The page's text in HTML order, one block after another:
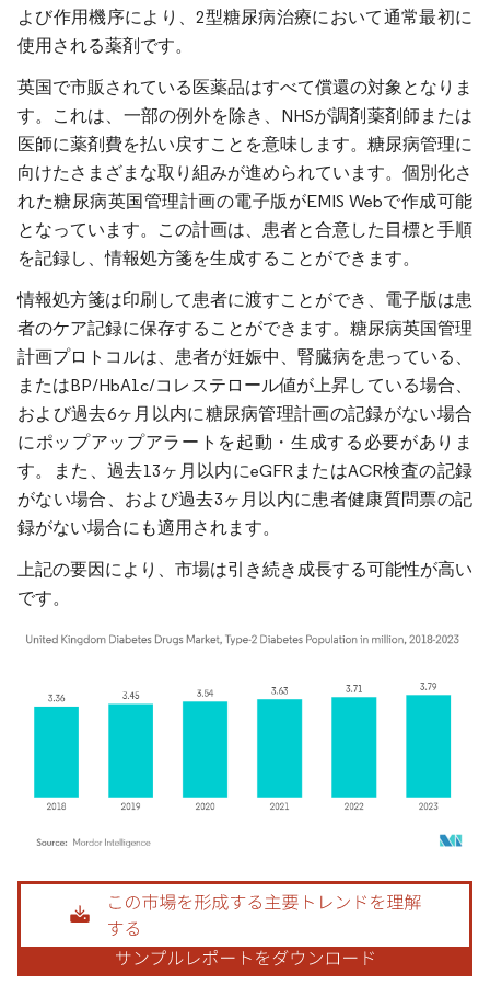
よび作用機序により、2型糖尿病治療において通常最初に
使用される薬剤です。
英国で市販されている医薬品はすべて償還の対象となりま
す。これは、一部の例外を除き、NHSが調剤薬剤師または
医師に薬剤費を払い戻すことを意味します。糖尿病管理に
向けたさまざまな取り組みが進められています。個別化さ
れた糖尿病英国管理計画の電子版がEMIS Webで作成可能
となっています。この計画は、患者と合意した目標と手順
を記録し、情報処方箋を生成することができます。
情報処方箋は印刷して患者に渡すことができ、電子版は患
者のケア記録に保存することができます。糖尿病英国管理
計画プロトコルは、患者が妊娠中、腎臓病を患っている、
またはBP/HbA1c/コレステロール値が上昇している場合、
および過去6ヶ月以内に糖尿病管理計画の記録がない場合
にポップアップアラートを起動・生成する必要がありま
す。また、過去13ヶ月以内にeGFRまたはACR検査の記録
がない場合、および過去3ヶ月以内に患者健康質問票の記
録がない場合にも適用されます。
上記の要因により、市場は引き続き成長する可能性が高い
です。
画像 © Mordor Intelligence。再利用にはCC BY 4.0の表示が必要です。